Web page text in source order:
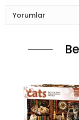
Yorumlar